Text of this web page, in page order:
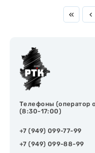
Телефоны (оператор
(8:30-17:00)
+7 (949) 099-77-99
+7 (949) 099-88-99